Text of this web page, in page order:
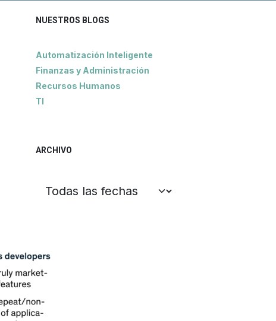
NUESTROS BLOGS
Automatización Inteligente
Finanzas y Administración
Recursos Humanos
TI
ARCHIVO